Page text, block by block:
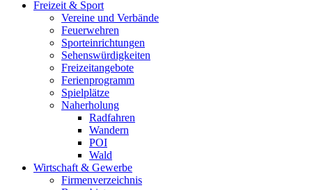
Freizeit & Sport
Vereine und Verbände
Feuerwehren
Sporteinrichtungen
Sehenswürdigkeiten
Freizeitangebote
Ferienprogramm
Spielplätze
Naherholung
Radfahren
Wandern
POI
Wald
Wirtschaft & Gewerbe
Firmenverzeichnis